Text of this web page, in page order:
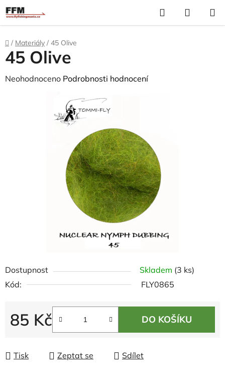
Přejít
na
obsah
Hledat
Domů
/ Materiály / 45 Olive
Dostupnost Skladem (3 ks)
Kód:
FLY0865
85 Kč
Měrná cena:
DO KOŠÍKU
Tisk Zeptat se Sdílet
45 Olive
Průměrné
Neohodnoceno Podrobnosti hodnocení